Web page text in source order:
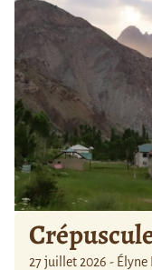
27 juillet 2026 - Élyne